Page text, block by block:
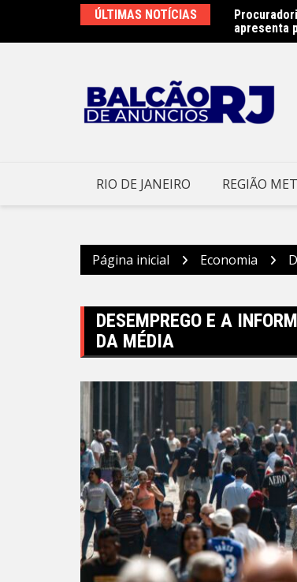
o
ÚLTIMAS NOTÍCIAS
na Praia de São Francisco neste sábado
apresenta
RIO DE JANEIRO REGIÃO
Página inicial Economia
DESEMPREGO E A
DA MÉDIA